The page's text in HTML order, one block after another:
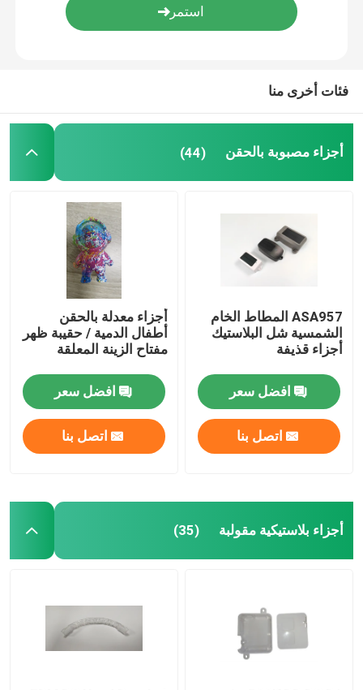
صب قطع غيار السيارات
حل حقن صب
فئات أخرى منا
أجزاء مصبوبة بالحقن (44)
ASA957 المطاط الخام
الشمسية شل البلاستيك
أجزاء قذيفة
افضل سعر
اتصل بنا
أجزاء معدلة بالحقن
أطفال الدمية / حقيبة ظهر
مفتاح الزينة المعلقة
افضل سعر
اتصل بنا
أجزاء بلاستيكية مقولبة (35)